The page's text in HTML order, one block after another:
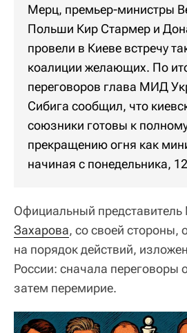
Мерц, премьер-министры
Польши Кир Стармер и
провели в Киеве встречу
коалиции желающих. По
переговоров глава МИД
Сибига сообщил, что
союзники готовы к
прекращению огня как
начиная с понедельника,
Официальный
Захарова, со своей стороны,
на порядок действий,
России: сначала переговоры
затем перемирие.